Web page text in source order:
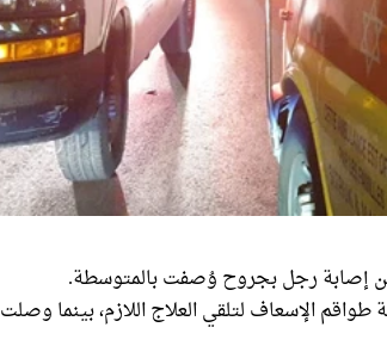
إصابة رجل بجروح وُصفت بالمتوسطة.
الإسعاف لتلقي العلاج اللازم، بينما وصلت